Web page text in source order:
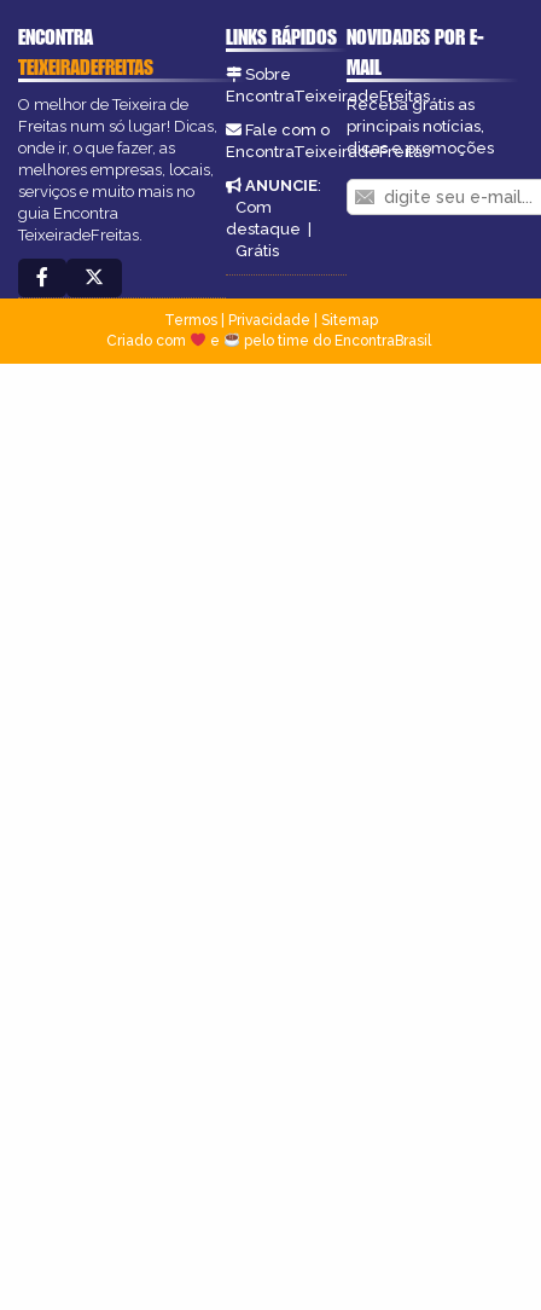
ENCONTRA
TEIXEIRADEFREITAS
O melhor de Teixeira de
Freitas num só lugar! Dicas,
onde ir, o que fazer, as
melhores empresas, locais,
serviços e muito mais no
guia Encontra
TeixeiradeFreitas.
LINKS RÁPIDOS
Sobre
EncontraTeixeiradeFreitas
Fale com o
EncontraTeixeiradeFreitas
ANUNCIE:
Com
destaque |
Grátis
NOVIDADES POR E-
MAIL
Receba grátis as
principais notícias,
dicas e promoções
Termos| Privacidade
Sitemap
Criado com
e pelo time do EncontraBrasil